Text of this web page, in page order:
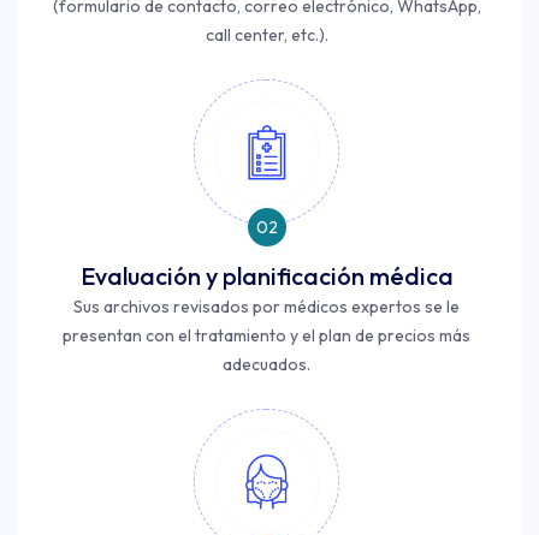
(formulario de contacto, correo electrónico, WhatsApp,
call center, etc.).
02
Evaluación y planificación médica
Sus archivos revisados ​​por médicos expertos se le
presentan con el tratamiento y el plan de precios más
adecuados.